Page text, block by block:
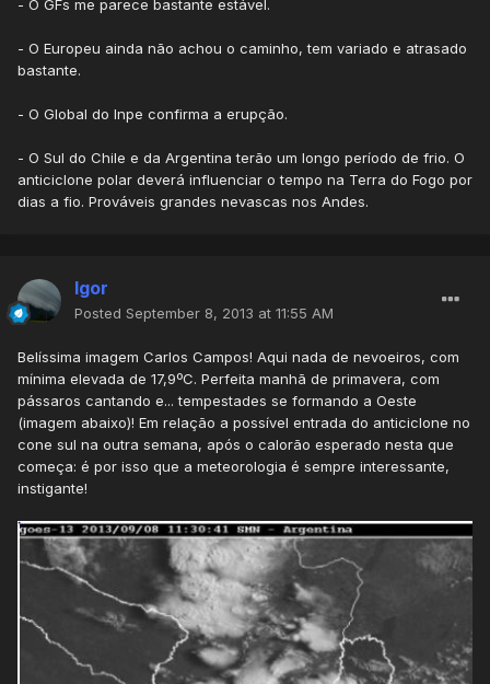
- O GFs me parece bastante estável.
- O Europeu ainda não achou o caminho, tem variado e atrasado
bastante.
- O Global do Inpe confirma a erupção.
- O Sul do Chile e da Argentina terão um longo período de frio. O
anticiclone polar deverá influenciar o tempo na Terra do Fogo por
dias a fio. Prováveis grandes nevascas nos Andes.
Igor
Posted September 8, 2013 at 11:55 AM
Belíssima imagem Carlos Campos! Aqui nada de nevoeiros, com
mínima elevada de 17,9ºC. Perfeita manhã de primavera, com
pássaros cantando e... tempestades se formando a Oeste
(imagem abaixo)! Em relação a possível entrada do anticiclone no
cone sul na outra semana, após o calorão esperado nesta que
começa: é por isso que a meteorologia é sempre interessante,
instigante!